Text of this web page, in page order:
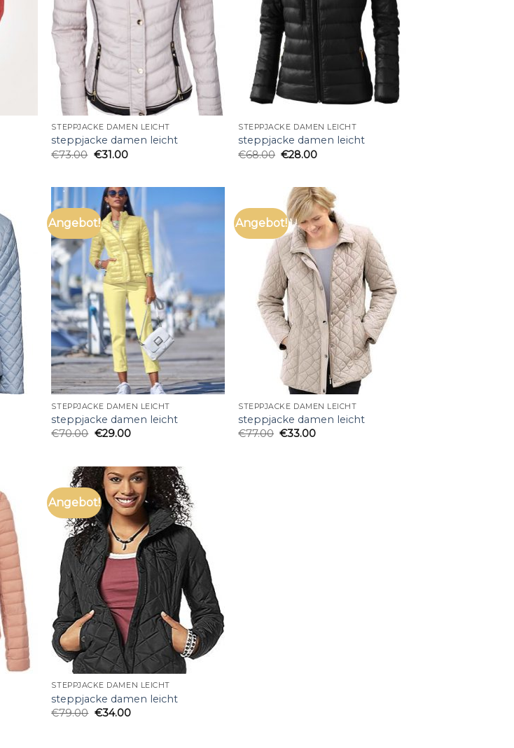
STEPPJACKE DAMEN LEICHT
steppjacke damen leicht
€73.00 €31.00
STEPPJACKE DAMEN LEICHT
steppjacke damen leicht
€68.00 €28.00
Angebot!
STEPPJACKE DAMEN LEICHT
steppjacke damen leicht
€70.00 €29.00
Angebot!
STEPPJACKE DAMEN LEICHT
steppjacke damen leicht
€77.00 €33.00
Angebot!
STEPPJACKE DAMEN LEICHT
steppjacke damen leicht
€79.00 €34.00